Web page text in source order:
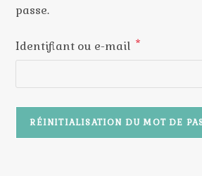
passe.
Identifiant ou e-mail *
RÉINITIALISATION DU MOT DE